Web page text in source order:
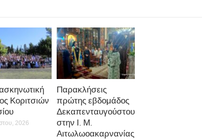
Κοριτσιών
2026
Παρακλήσεις
πρώτης εβδομάδος
Δεκαπενταυγούστου
στην Ι. Μ.
Αιτωλωοακαρνανίας